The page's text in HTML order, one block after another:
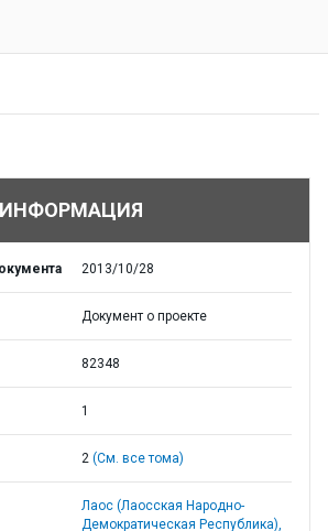
2013/10/28
Документ о проекте
82348
1
2 (См. все тома)
Лаос (Лаосская Народно-
Демократическая Республика),